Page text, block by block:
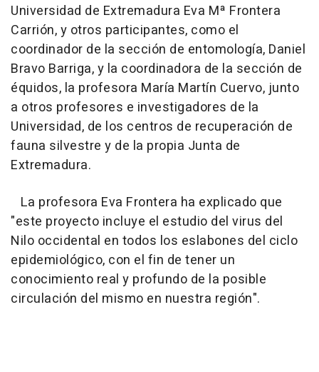
Universidad de Extremadura Eva Mª Frontera
Carrión, y otros participantes, como el
coordinador de la sección de entomología, Daniel
Bravo Barriga, y la coordinadora de la sección de
équidos, la profesora María Martín Cuervo, junto
a otros profesores e investigadores de la
Universidad, de los centros de recuperación de
fauna silvestre y de la propia Junta de
Extremadura.
La profesora Eva Frontera ha explicado que
"este proyecto incluye el estudio del virus del
Nilo occidental en todos los eslabones del ciclo
epidemiológico, con el fin de tener un
conocimiento real y profundo de la posible
circulación del mismo en nuestra región".